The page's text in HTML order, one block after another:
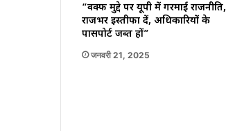
“वक्फ मुद्दे पर यूपी में गरमाई राजनीति,
राजभर इस्तीफा दें, अधिकारियों के
पासपोर्ट जब्त हों”
जनवरी 21, 2025